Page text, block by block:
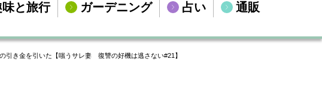
味と旅行 ガーデニング 占い 通販
引き金を引いた【嗤うサレ妻 復讐の好機は逃さない#21】